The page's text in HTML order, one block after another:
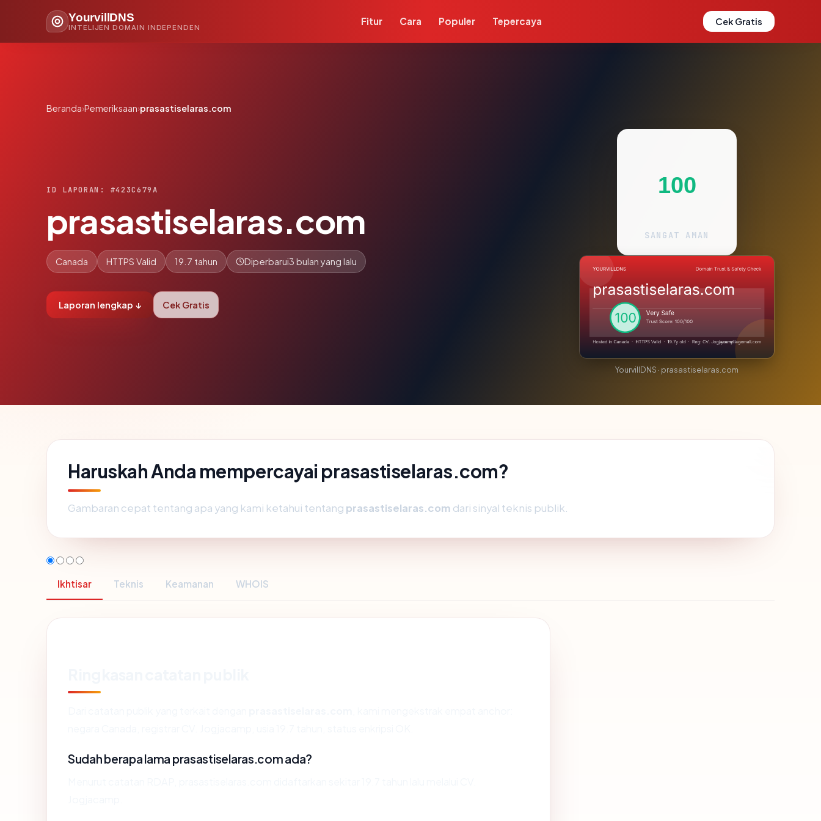
YourvillDNS
INTELIJEN DOMAIN INDEPENDEN
Fitur Cara Populer Tepercaya Cek Gratis
Beranda›Pemeriksaan›prasastiselaras.com
ID LAPORAN: #423C679A
prasastiselaras.com
Canada HTTPS Valid 19.7 tahun Diperbarui3 bulan yang lalu
Laporan lengkap ↓ Cek Gratis
100
SANGAT AMAN
YourvillDNS · prasastiselaras.com
Haruskah Anda mempercayai prasastiselaras.com?
Gambaran cepat tentang apa yang kami ketahui tentang prasastiselaras.com dari sinyal teknis publik.
Ikhtisar Teknis Keamanan WHOIS
Sudah berapa lama prasastiselaras.com ada?